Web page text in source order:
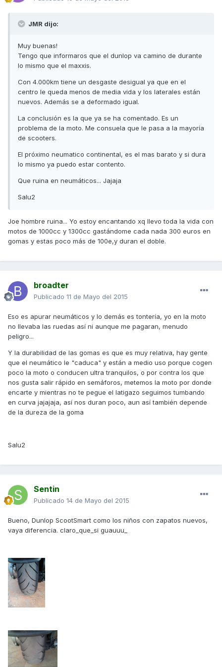
JMR dijo:
Muy buenas!
Tengo que informaros que el dunlop va camino de durante
lo mismo que el maxxis.
Con 4.000km tiene un desgaste desigual ya que en el
centro le queda menos de media vida y los laterales están
nuevos. Además se a deformado igual.
La conclusión es la que ya se ha comentado. Es un
problema de la moto. Me consuela que le pasa a la mayoría
de scooters.
El próximo neumatico continental, es el mas barato y si dura
lo mismo ya puedo estar contento.
Que ruina en neumáticos... Jajaja
Salu2
Joe hombre ruina... Yo estoy encantando xq llevo toda la vida con
motos de 1000cc y 1300cc gastándome cada nada 300 euros en
gomas y estas poco más de 100e,y duran el doble.
broadter
Publicado 11 de Mayo del 2015
Eso es apurar neumáticos y lo demás es tontería, yo en la moto
no llevaba las ruedas así ni aunque me pagaran, menudo
peligro...
Y la durabilidad de las gomas es que es muy relativa, hay gente
que el neumático le "caduca" y están a medio uso porque cogen
poco la moto o conducen ultra tranquilos, o por contra los que
nos gusta salir rápido en semáforos, metemos la moto por donde
encarte y mientras no te pegue el latigazo seguimos tumbando
en curva jajajaja, así nos duran poco, aun así también depende
de la dureza de la goma
Salu2
Sentin
Publicado 14 de Mayo del 2015
Bueno, Dunlop ScootSmart como los niños con zapatos nuevos,
vaya diferencia. claro_que_si guauuu_